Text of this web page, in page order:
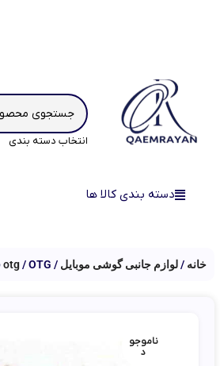
انتخاب دسته بندی
دسته بندی کالا ها
خانه لوازم جانبی گوشی موبایل otg OTG فلزی تایپ سی ریمکس
ناموجو
د